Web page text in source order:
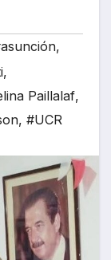
,
,
Paillalaf,
, #UCR